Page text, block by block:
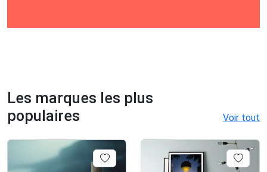
Les marques les plus
populaires
Voir tout